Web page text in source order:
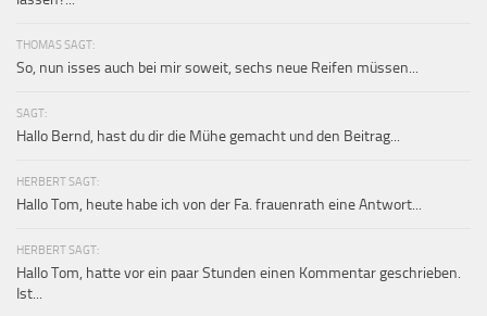
THOMAS SAGT:
So, nun isses auch bei mir soweit, sechs neue Reifen müssen...
SAGT:
Hallo Bernd, hast du dir die Mühe gemacht und den Beitrag...
HERBERT SAGT:
Hallo Tom, heute habe ich von der Fa. frauenrath eine Antwort...
HERBERT SAGT:
Hallo Tom, hatte vor ein paar Stunden einen Kommentar geschrieben.
Ist...